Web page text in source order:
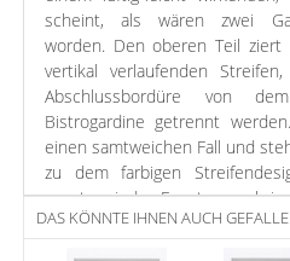
scheint, als wären zwei
worden. Den oberen Teil
vertikal verlaufenden
Abschlussbordüre von
Bistrogardine getrennt
einen samtweichen Fall und
zu dem farbigen
passt an jedes Fenster, auch
Landhausstil nachempfunden
DAS KÖNNTE IHNEN AUCH